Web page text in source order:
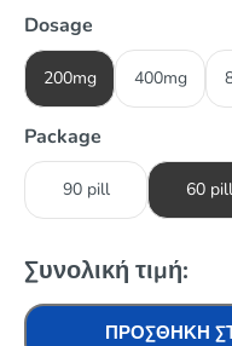
Dosage
200mg 400mg
Package
90 pill 60 pill
Συνολική τιμή:
ΠΡΟΣΘΉΚΗ